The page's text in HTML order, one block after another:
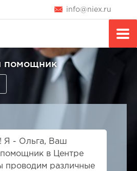
info@niex.ru
Я - Ольга, Ваш
в Центре
проводим различные